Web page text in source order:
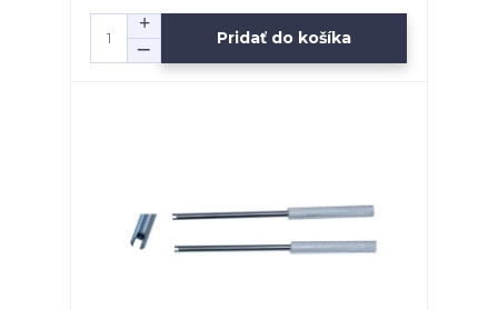
Pridať do košíka